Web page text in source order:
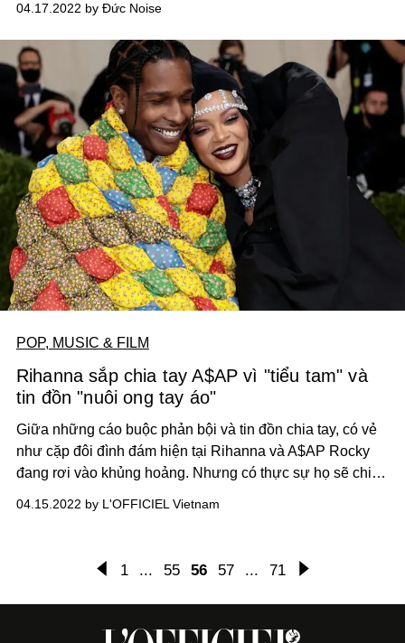
Park Chan-wook, David Cronenberg, James Gray, Claire
Denis,... nhưng danh sạch này lại gây thất vọng vì không
có bất kì phim Hoa ngữ nào tham gia.
04.17.2022 by Đức Noise
POP, MUSIC & FILM
Rihanna sắp chia tay A$AP vì "tiểu tam" và
tin đồn "nuôi ong tay áo"
Giữa những cáo buộc phản bội và tin đồn chia tay, có vẻ
như cặp đôi đình đám hiện tại Rihanna và A$AP Rocky
đang rơi vào khủng hoảng. Nhưng có thực sự họ sẽ chia
04.15.2022 by L'OFFICIEL Vietnam
1 ... 55 56 57 ... 71